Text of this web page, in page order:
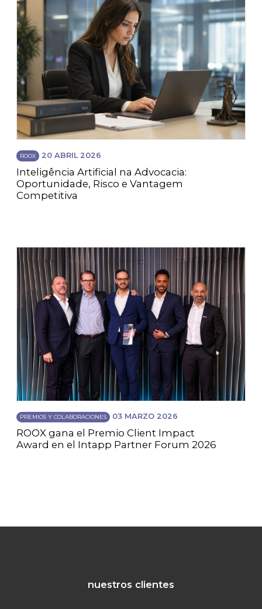
ROOX 20 ABRIL 2026
Inteligência Artificial na Advocacia:
Oportunidade, Risco e Vantagem
Competitiva
PREMIOS Y COLABORACIONES 03 MARZO 2026
ROOX gana el Premio Client Impact
Award en el Intapp Partner Forum 2026
nuestros clientes